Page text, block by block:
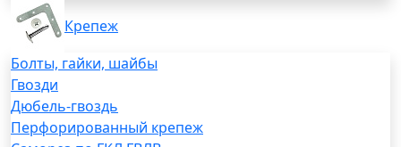
Крепеж
Болты, гайки, шайбы
Гвозди
Дюбель-гвоздь
Перфорированный крепеж